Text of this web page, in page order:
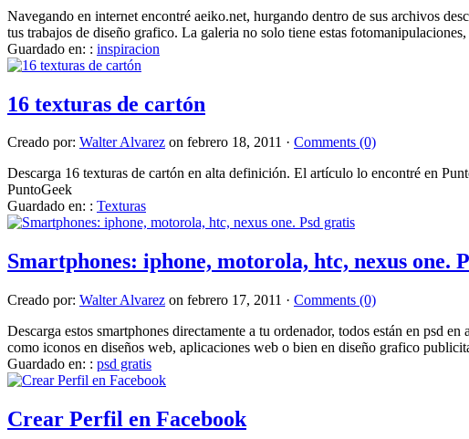
Navegando en internet encontré aeiko.net, hurgando dentro de sus archivos
tus trabajos de diseño grafico. La galeria no solo tiene estas
Guardado en: : inspiracion
16 texturas de cartón
Creado por: Walter Alvarez on febrero 18, 2011 · Comments (0)
Descarga 16 texturas de cartón en alta definición. El artículo lo encontré en
PuntoGeek
Guardado en: : Texturas
Smartphones: iphone, motorola, htc, nexus one.
Creado por: Walter Alvarez on febrero 17, 2011 · Comments (0)
Descarga estos smartphones directamente a tu ordenador, todos están en psd
como iconos en diseños web, aplicaciones web o bien en diseño grafico
Guardado en: : psd gratis
Crear Perfil en Facebook